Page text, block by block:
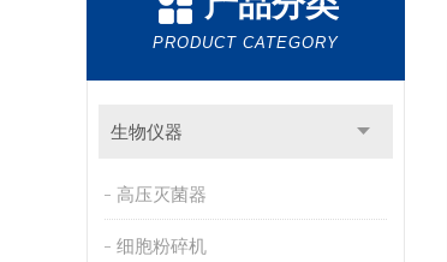
PRODUCT CATEGORY
生物仪器
高压灭菌器
细胞粉碎机